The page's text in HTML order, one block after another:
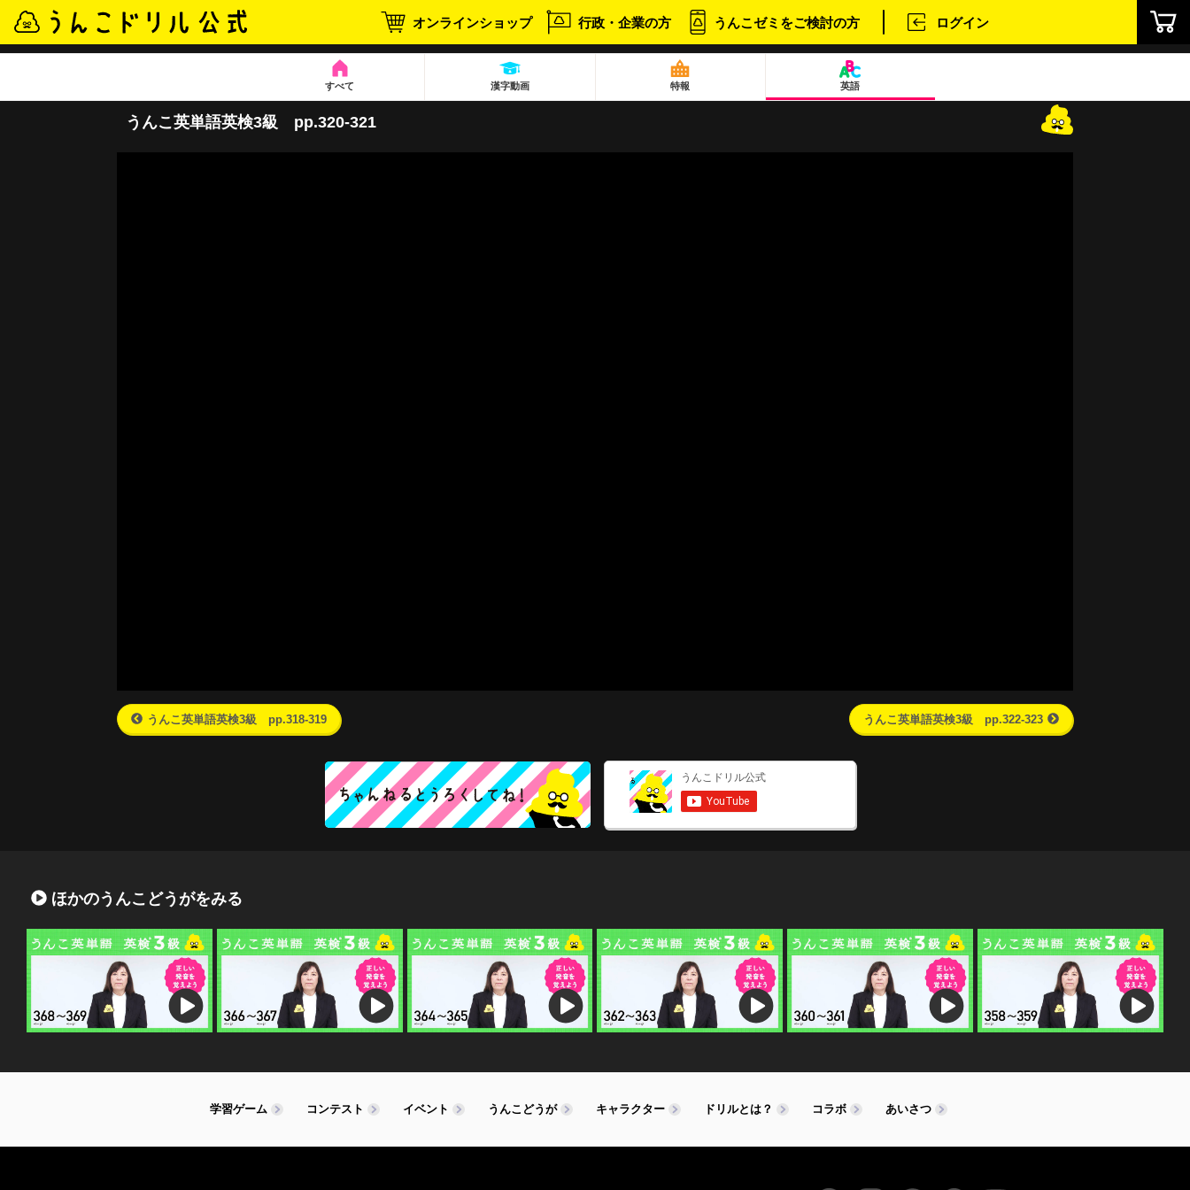
オンラインショップ 行政・企業の方 うんこゼミをご検討の方 ログイン
すべて 漢字動画 特報 英語
うんこ英単語英検3級 pp.320-321
うんこ英単語英検3級 pp.318-319 うんこ英単語英検3級 pp.322-323
ほかのうんこどうがをみる
学習ゲーム コンテスト イベント うんこどうが キャラクター ドリルとは？ コラボ あいさつ